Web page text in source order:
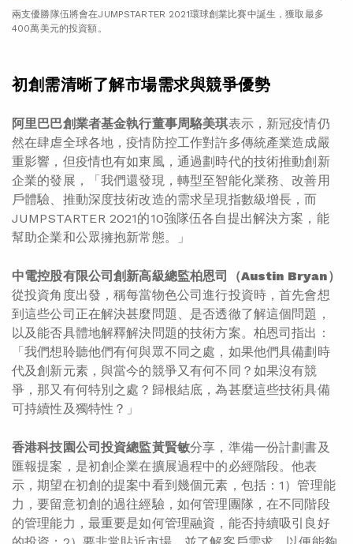
兩支優勝隊伍將會在JUMPSTARTER 2021環球創業比賽中誕生，獲取最多
400萬美元的投資額。
初創需清晰了解市場需求與競爭優勢
阿里巴巴創業者基金執行董事周駱美琪表示，新冠疫情仍
然在肆虐全球各地，疫情防控工作對許多傳統產業造成嚴
重影響，但疫情也有如東風，通過劃時代的技術推動創新
企業的發展，「我們還發現，轉型至智能化業務、改善用
戶體驗、推動深度技術改造的需求呈現指數級增長，而
JUMPSTARTER 2021的10強隊伍各自提出解決方案，能
幫助企業和公眾擁抱新常態。」
中電控股有限公司創新高級總監柏恩司（Austin Bryan）
從投資角度出發，稱每當物色公司進行投資時，首先會想
到這些公司正在解決甚麼問題、是否透徹了解這個問題，
以及能否具體地解釋解決問題的技術方案。柏恩司指出：
「我們想聆聽他們有何與眾不同之處，如果他們具備劃時
代及創新元素，與當今的競爭又有何不同？如果沒有競
爭，那又有何特別之處？歸根結底，為甚麼這些技術具備
可持續性及獨特性？」
香港科技園公司投資總監黃賢敏分享，準備一份計劃書及
匯報提案，是初創企業在擴展過程中的必經階段。他表
示，期望在初創的提案中看到幾個元素，包括：1）管理能
力，要留意初創的過往經驗，如何管理團隊，在不同階段
的管理能力，最重要是如何管理融資，能否持續吸引良好